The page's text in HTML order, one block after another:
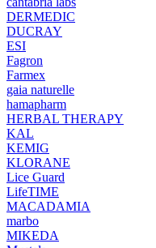
DERMEDIC
DUCRAY
ESI
Fagron
Farmex
gaia naturelle
hamapharm
HERBAL THERAPY
KAL
KEMIG
KLORANE
Lice Guard
LifeTIME
MACADAMIA
marbo
MIKEDA